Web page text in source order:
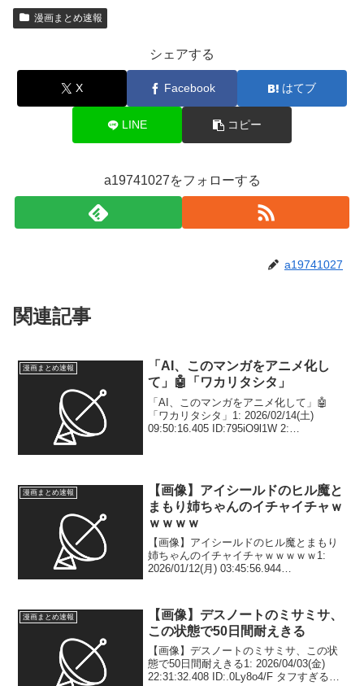
漫画まとめ速報
シェアする
X Facebook はてブ
LINE コピー
a19741027をフォローする
a19741027
関連記事
漫画まとめ速報
「AI、このマンガをアニメ化し
て」🤖「ワカリタシタ」
「AI、このマンガをアニメ化して」🤖
「ワカリタシタ」1: 2026/02/14(土)
09:50:16.405 ID:795iO9l1W 2:
漫画まとめ速報
【画像】アイシールドのヒル魔と
まもり姉ちゃんのイチャイチャｗ
ｗｗｗｗ
【画像】アイシールドのヒル魔とまもり
姉ちゃんのイチャイチャｗｗｗｗｗ1:
2026/01/12(月) 03:45:56.944
漫画まとめ速報
【画像】デスノートのミサミサ、
この状態で50日間耐えきる
【画像】デスノートのミサミサ、この状
態で50日間耐えきる1: 2026/04/03(金)
22:31:32.408 ID:.0Ly8o4/F タフすぎるや